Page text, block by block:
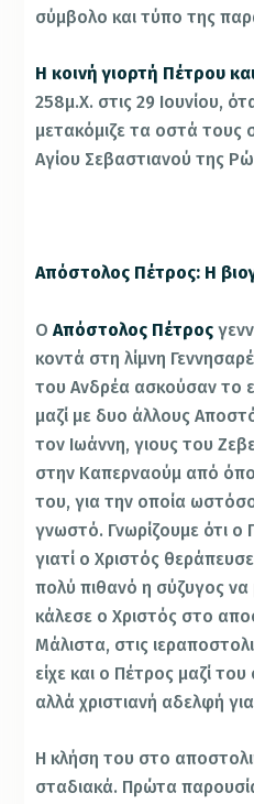
σύμβολο και τύπο της
Η κοινή γιορτή Πέτρου
258μ.Χ. στις 29 Ιουνίου,
μετακόμιζε τα οστά τους
Αγίου Σεβαστιανού της
Απόστολος Πέτρος: Η
ΟΑπόστολος Πέτρος
κοντά στη λίμνη
του Ανδρέα ασκούσαν το
μαζί με δυο άλλους
τον Ιωάννη, γιους του
στην Καπερναούμ από
του, για την οποία ωστόσο
γνωστό. Γνωρίζουμε ότι ο
γιατί ο Χριστός
πολύ πιθανό η σύζυγος
κάλεσε ο Χριστός στο
Μάλιστα, στις
είχε και ο Πέτρος μαζί
αλλά χριστιανή αδελφή
Η κλήση του στο
σταδιακά. Πρώτα